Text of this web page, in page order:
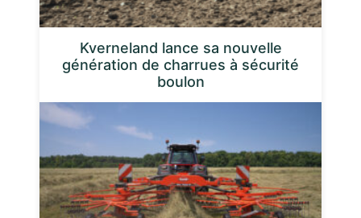
Kverneland lance sa nouvelle
génération de charrues à sécurité
boulon